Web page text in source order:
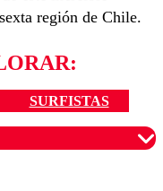
región de Chile.
SURFISTAS